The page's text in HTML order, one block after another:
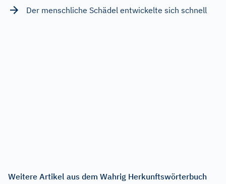
Der menschliche Schädel entwickelte sich schnell
Weitere Artikel aus dem Wahrig Herkunftswörterbuch